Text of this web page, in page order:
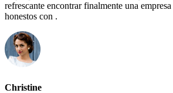
refrescante encontrar finalmente una
honestos con .
Christine